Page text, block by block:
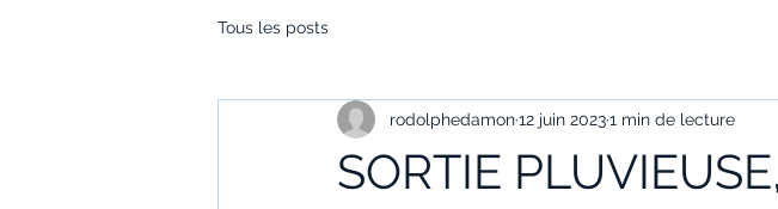
Tous les posts
SORTIE
rodolphedamon12 juin 20231 min de lecture